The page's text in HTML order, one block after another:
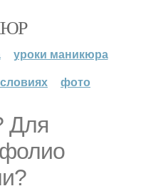
уроки маникюра
фото
Для